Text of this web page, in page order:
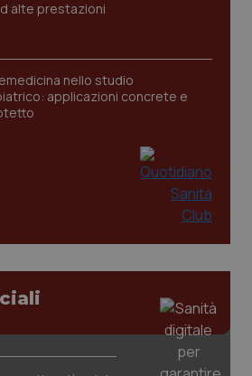
alte prestazioni
nello studio
applicazioni concrete e
CookieScript
5